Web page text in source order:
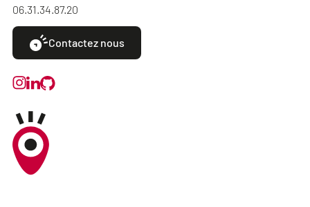
06.31.34.87.20
Contactez nous